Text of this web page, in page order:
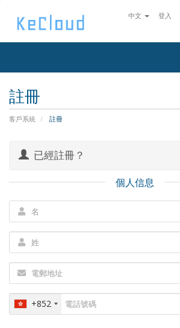
中文 登入
註冊
客戶系統 註冊
已經註冊？
個人信息
+852